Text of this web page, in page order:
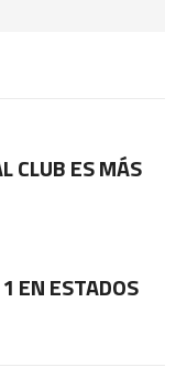
CLUB ES MÁS
EN ESTADOS